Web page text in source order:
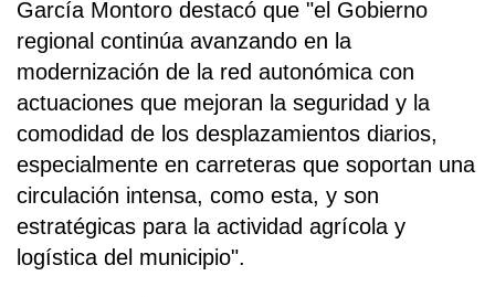
García Montoro destacó que "el Gobierno
regional continúa avanzando en la
modernización de la red autonómica con
actuaciones que mejoran la seguridad y la
comodidad de los desplazamientos diarios,
especialmente en carreteras que soportan una
circulación intensa, como esta, y son
estratégicas para la actividad agrícola y
logística del municipio".